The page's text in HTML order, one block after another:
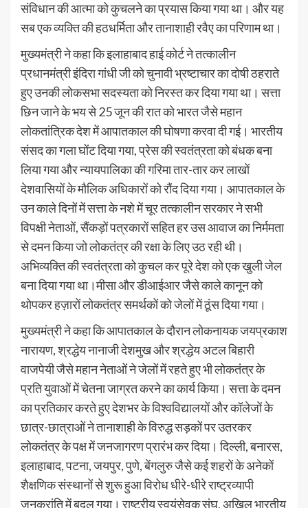
संविधान की आत्मा को कुचलने का प्रयास किया गया था। और यह
सब एक व्यक्ति की हठधर्मिता और तानाशाही रवैए का परिणाम था।
मुख्यमंत्री ने कहा कि इलाहाबाद हाई कोर्ट ने तत्कालीन
प्रधानमंत्री इंदिरा गांधी जी को चुनावी भ्रष्टाचार का दोषी ठहराते
हुए उनकी लोकसभा सदस्यता को निरस्त कर दिया गया था। सत्ता
छिन जाने के भय से 25 जून की रात को भारत जैसे महान
लोकतांत्रिक देश में आपातकाल की घोषणा करवा दी गई। भारतीय
संसद का गला घोंट दिया गया, प्रेस की स्वतंत्रता को बंधक बना
लिया गया और न्यायपालिका की गरिमा तार-तार कर लाखों
देशवासियों के मौलिक अधिकारों को रौंद दिया गया। आपातकाल के
उन काले दिनों में सत्ता के नशे में चूर तत्कालीन सरकार ने सभी
विपक्षी नेताओं, सैंकड़ों पत्रकारों सहित हर उस आवाज का निर्ममता
से दमन किया जो लोकतंत्र की रक्षा के लिए उठ रही थी।
अभिव्यक्ति की स्वतंत्रता को कुचल कर पूरे देश को एक खुली जेल
बना दिया गया था।मीसा और डीआईआर जैसे काले कानून को
थोपकर हज़ारों लोकतंत्र समर्थकों को जेलों में ठूंस दिया गया।
मुख्यमंत्री ने कहा कि आपातकाल के दौरान लोकनायक जयप्रकाश
नारायण, श्रद्धेय नानाजी देशमुख और श्रद्धेय अटल बिहारी
वाजपेयी जैसे महान नेताओं ने जेलों में रहते हुए भी लोकतंत्र के
प्रति युवाओं में चेतना जाग्रत करने का कार्य किया। सत्ता के दमन
का प्रतिकार करते हुए देशभर के विश्वविद्यालयों और कॉलेजों के
छात्र-छात्राओं ने तानाशाही के विरुद्ध सड़कों पर उतरकर
लोकतंत्र के पक्ष में जनजागरण प्रारंभ कर दिया। दिल्ली, बनारस,
इलाहाबाद, पटना, जयपुर, पुणे, बेंगलुरु जैसे कई शहरों के अनेकों
शैक्षणिक संस्थानों से शुरू हुआ विरोध धीरे-धीरे राष्ट्रव्यापी
जनक्रांति में बदल गया। राष्ट्रीय स्वयंसेवक संघ, अखिल भारतीय